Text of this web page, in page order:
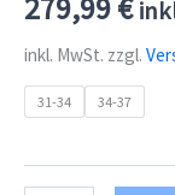
279,99€
inkl. MwSt. zzgl.
31-34 34-37